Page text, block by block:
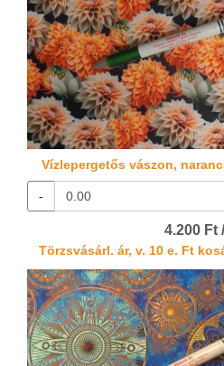
Vízlepergetős vászon,
-
4.200 Ft
Törzsvásárl. ár, v. 10 e. Ft